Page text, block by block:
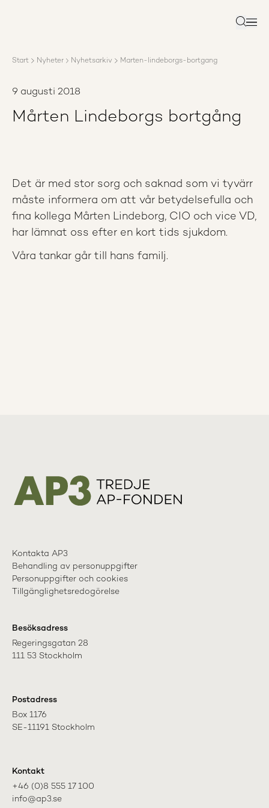
Rapporter
Kontakta AP3
Sök
Start Nyheter Nyhetsarkiv Marten-lindeborgs-bortgang
9 augusti 2018
Mårten Lindeborgs bortgång
Det är med stor sorg och saknad som vi tyvärr
måste informera om att vår betydelsefulla och
fina kollega Mårten Lindeborg, CIO och vice VD,
har lämnat oss efter en kort tids sjukdom.
Våra tankar går till hans familj.
Kontakta AP3
Behandling av personuppgifter
Personuppgifter och cookies
Tillgänglighetsredogörelse
Besöksadress
Regeringsgatan 28
111 53 Stockholm
Postadress
Box 1176
SE-11191 Stockholm
Kontakt
+46 (0)8 555 17 100
info@ap3.se